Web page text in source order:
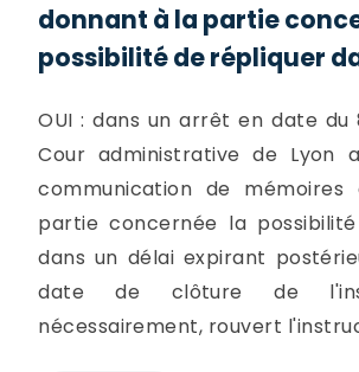
donnant à la partie
possibilité de répliquer
OUI : dans un arrêt en date du
Cour administrative de Lyon
communication de
partie concernée la
dans un délai expirant
date de clôture de
nécessairement, rouvert